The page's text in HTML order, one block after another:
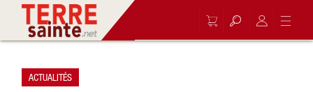
ACTUALITÉS